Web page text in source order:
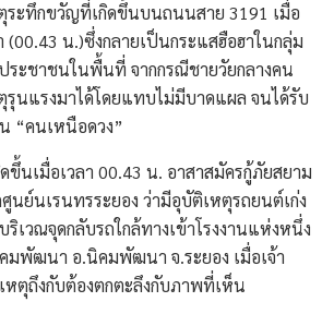
ะทึกขวัญที่เกิดขึ้นบนถนนสาย 3191 เมื่อ
(00.43 น.)ซึ่งกลายเป็นกระแสฮือฮาในกลุ่ม
ระชาชนในพื้นที่ จากกรณีชายวัยกลางคน
รุนแรงมาได้โดยแทบไม่มีบาดแผล จนได้รับ
“คนเหนือดวง”
ขึ้นเมื่อเวลา 00.43 น. อาสาสมัครกู้ภัยสยาม
ศูนย์นเรนทรระยอง ว่ามีอุบัติเหตุรถยนต์เก่ง
ริเวณจุดกลับรถใกล้ทางเข้าโรงงานแห่งหนึ่ง
มพัฒนา อ.นิคมพัฒนา จ.ระยอง เมื่อเจ้า
หตุถึงกับต้องตกตะลึงกับภาพที่เห็น